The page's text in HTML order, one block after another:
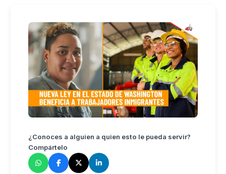
¿Conoces a alguien a quien esto le pueda servir?
Compártelo